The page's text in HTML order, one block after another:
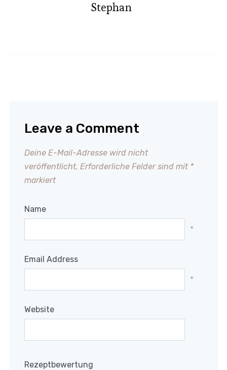
Stephan
Leave a Comment
Deine E-Mail-Adresse wird nicht
veröffentlicht. Erforderliche Felder sind mit *
markiert
Name
*
Email Address
*
Website
Rezeptbewertung